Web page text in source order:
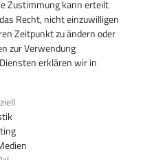
Zustimmung kann erteilt
Recht, nicht einzuwilligen
Zeitpunkt zu ändern oder
zur Verwendung
erklären wir in